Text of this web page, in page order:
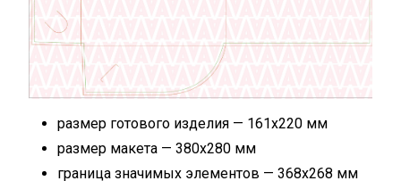
размер готового изделия — 161х220 мм
размер макета — 380x280 мм
граница значимых элементов — 368х268 мм